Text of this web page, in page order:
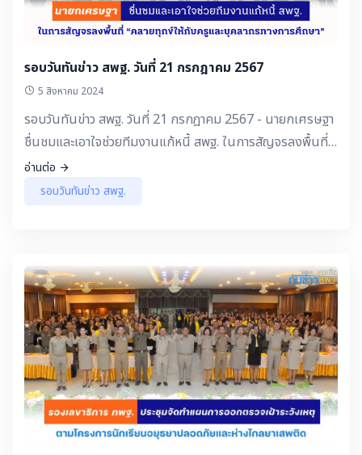
รอบวันทันข่าว สพฐ. วันที่ 21 กรกฎาคม 2567
5 สิงหาคม 2024
รอบวันทันข่าว สพฐ. วันที่ 21 กรกฎาคม 2567 - นายกเศรษฐา
ชื่นชมและเอาใจช่วยทีมงานแก้หนี้ สพฐ. ในการสัญจรลงพื้นที่
“คลายทุกข์ให้กับครูและบุคลากรทางการศึกษา”
อ่านต่อ
รอบวันทันข่าว สพฐ.